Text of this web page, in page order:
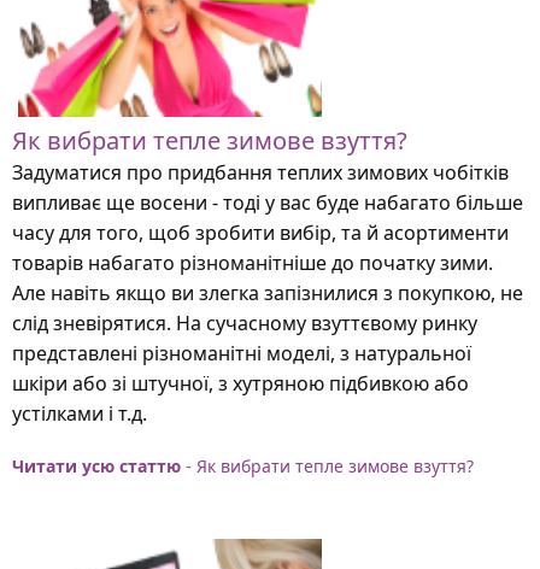
Як вибрати тепле зимове взуття?
Задуматися про придбання теплих зимових чобітків
випливає ще восени - тоді у вас буде набагато більше
часу для того, щоб зробити вибір, та й асортименти
товарів набагато різноманітніше до початку зими.
Але навіть якщо ви злегка запізнилися з покупкою, не
слід зневірятися. На сучасному взуттєвому ринку
представлені різноманітні моделі, з натуральної
шкіри або зі штучної, з хутряною підбивкою або
устілками і т.д.
Читати усю статтю - Як вибрати тепле зимове взуття?